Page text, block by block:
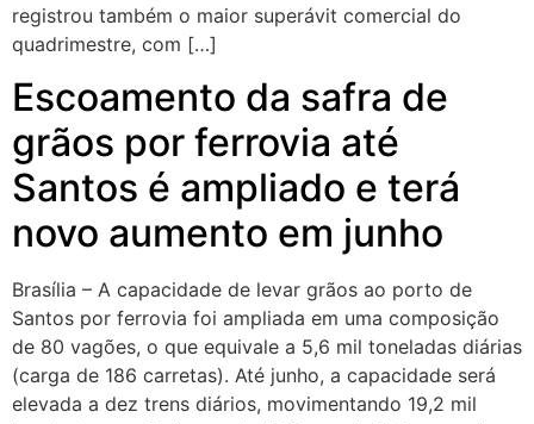
registrou também o maior superávit comercial do
quadrimestre, com […]
Escoamento da safra de
grãos por ferrovia até
Santos é ampliado e terá
novo aumento em junho
Brasília – A capacidade de levar grãos ao porto de
Santos por ferrovia foi ampliada em uma composição
de 80 vagões, o que equivale a 5,6 mil toneladas diárias
(carga de 186 carretas). Até junho, a capacidade será
elevada a dez trens diários, movimentando 19,2 mil